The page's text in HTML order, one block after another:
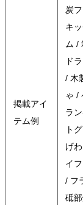
掲載アイ
テム例
炭
キ
ム /
ド
/ 木
ゃ /
ラ
ト
げ
イ
/ フ
砥